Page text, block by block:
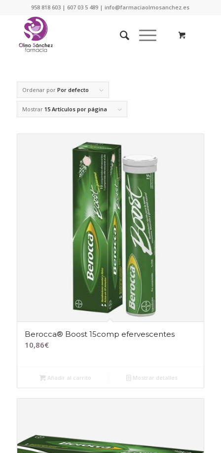
958 818 603 | 607 03 5 489 | info@farmaciaolmosanchez.es
Ordenar por Por defecto
Mostrar 15 Artículos por página
Berocca® Boost 15comp efervescentes
10,86€
Añadir al carrito Mostrar detalles